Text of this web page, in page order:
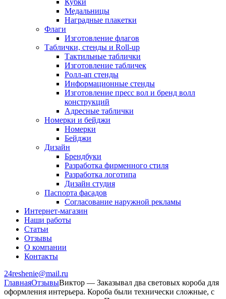
Кубки
Медальницы
Наградные плакетки
Флаги
Изготовление флагов
Таблички, стенды и Roll-up
Тактильные таблички
Изготовление табличек
Ролл-ап стенды
Информационные стенды
Изготовление пресс вол и бренд волл
конструкций
Адресные таблички
Номерки и бейджи
Номерки
Бейджи
Дизайн
Брендбуки
Разработка фирменного стиля
Разработка логотипа
Дизайн студия
Паспорта фасадов
Согласование наружной рекламы
Интернет-магазин
Наши работы
Статьи
Отзывы
О компании
Контакты
24reshenie@mail.ru
ГлавнаяОтзывыВиктор — Заказывал два световых короба для
оформления интерьера. Короба были технически сложные, с